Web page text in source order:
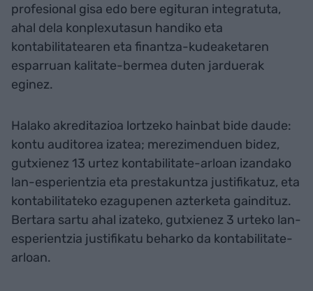
profesional gisa edo bere egituran integratuta,
ahal dela konplexutasun handiko eta
kontabilitatearen eta finantza-kudeaketaren
esparruan kalitate-bermea duten jarduerak
eginez.
Halako akreditazioa lortzeko hainbat bide daude:
kontu auditorea izatea; merezimenduen bidez,
gutxienez 13 urtez kontabilitate-arloan izandako
lan-esperientzia eta prestakuntza justifikatuz, eta
kontabilitateko ezagupenen azterketa gaindituz.
Bertara sartu ahal izateko, gutxienez 3 urteko lan-
esperientzia justifikatu beharko da kontabilitate-
arloan.